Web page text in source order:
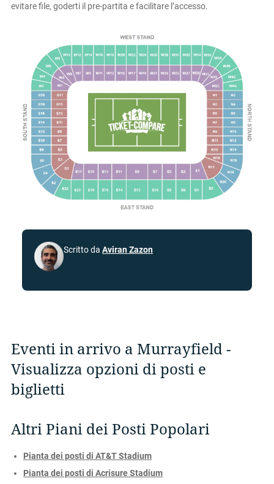
evitare file, goderti il pre-partita e facilitare l’accesso.
Scritto da Aviran Zazon
Eventi in arrivo a Murrayfield -
Visualizza opzioni di posti e
biglietti
Altri Piani dei Posti Popolari
Pianta dei posti di AT&T Stadium
Pianta dei posti di Acrisure Stadium